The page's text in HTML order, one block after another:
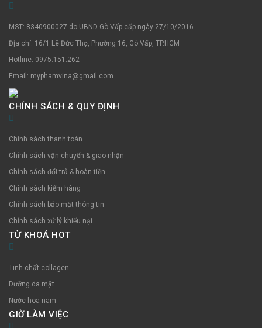
MST: 8340900027 do UBND Gò Vấp cấp ngày 27/10/2016
Địa chỉ: 16/1 Lê Đức Thọ, Phường 16, Gò Vấp, TP.HCM
Hotline: 0975.151.262
Email: myphamvina@gmail.com
CHÍNH SÁCH & QUY ĐỊNH
Chính sách thanh toán
Chính sách vận chuyển & giao nhận
Chính sách đổi trả & hoàn tiền
Chính sách kiểm hàng
Chính sách bảo mật thông tin
Chính sách xử lý khiếu nại
TỪ KHOÁ HOT
Tinh chất collagen
Dưỡng da mặt
Nước hoa nam
GIỜ LÀM VIỆC